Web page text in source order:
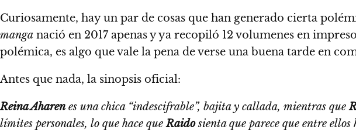
Curiosamente, hay un par de cosas que han generado cierta
manga nació en 2017 apenas y ya recopiló 12 volumenes en
polémica, es algo que vale la pena de verse una buena tarde en
Antes que nada, la sinopsis oficial:
Reina Aharenes una chica “indescifrable”, bajita y callada, mientras que
límites personales, lo que hace queRaidosienta que parece que entre